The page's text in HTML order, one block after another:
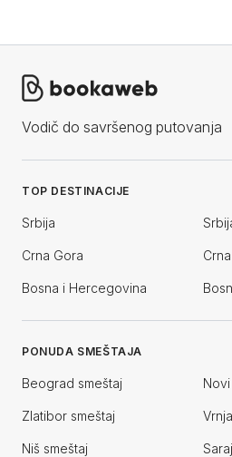
Vodič do savršenog putovanja
TOP DESTINACIJE
Srbija
Crna Gora
Bosna i Hercegovina
PONUDA SMEŠTAJA
Beograd smeštaj
Zlatibor smeštaj
Niš smeštaj